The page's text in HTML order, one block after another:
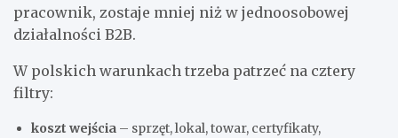
pracownik, zostaje mniej niż w jednoosobowej
działalności B2B.
W polskich warunkach trzeba patrzeć na cztery
filtry:
koszt wejścia – sprzęt, lokal, towar, certyfikaty,